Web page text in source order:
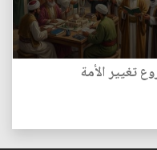
تغيير الأمة